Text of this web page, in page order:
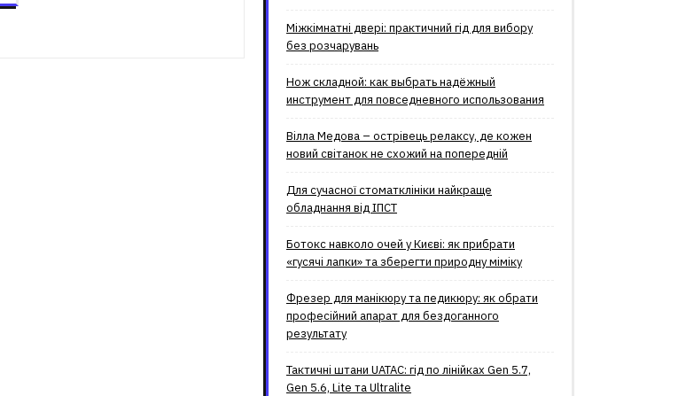
Міжкімнатні двері: практичний гід для вибору
без розчарувань
Нож складной: как выбрать надёжный
инструмент для повседневного использования
Вілла Медова – острівець релаксу, де кожен
новий світанок не схожий на попередній
Для сучасної стоматклініки найкраще
обладнання від ІПСТ
Ботокс навколо очей у Києві: як прибрати
«гусячі лапки» та зберегти природну міміку
Фрезер для манікюру та педикюру: як обрати
професійний апарат для бездоганного
результату
Тактичні штани UATAC: гід по лінійках Gen 5.7,
Gen 5.6, Lite та Ultralite